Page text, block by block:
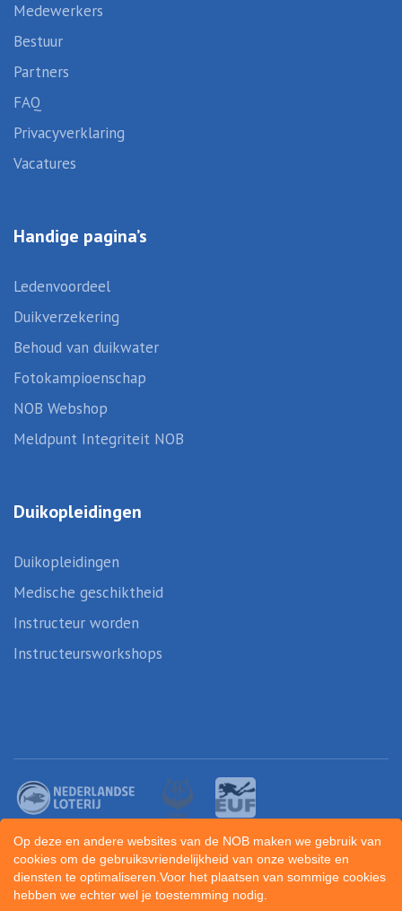
Medewerkers
Bestuur
Partners
FAQ
Privacyverklaring
Vacatures
Handige pagina’s
Ledenvoordeel
Duikverzekering
Behoud van duikwater
Fotokampioenschap
NOB Webshop
Meldpunt Integriteit NOB
Duikopleidingen
Duikopleidingen
Medische geschiktheid
Instructeur worden
Instructeursworkshops
Op deze en andere websites van de NOB maken we gebruik van
cookies om de gebruiksvriendelijkheid van onze website en
diensten te optimaliseren.Voor het plaatsen van sommige cookies
hebben we echter wel je toestemming nodig.